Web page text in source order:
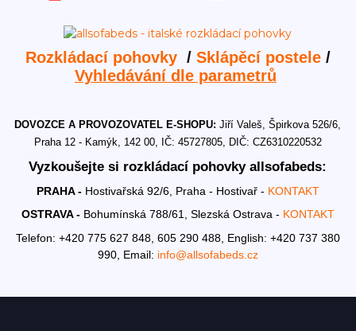
Rozkládací pohovky / Sklápěcí postele/
Vyhledávání dle parametrů
DOVOZCE A PROVOZOVATEL E-SHOPU:Jiří Valeš, Špirkova 526/6,
Praha 12 - Kamýk, 142 00, IČ: 45727805, DIČ: CZ6310220532
Vyzkoušejte si rozkládací pohovky allsofabeds:
PRAHA - Hostivařská 92/6, Praha - Hostivař - KONTAKT
OSTRAVA - Bohumínská 788/61, Slezská Ostrava - KONTAKT
Telefon: +420 775 627 848, 605 290 488, English: +420 737 380
990, Email: info@allsofabeds.cz